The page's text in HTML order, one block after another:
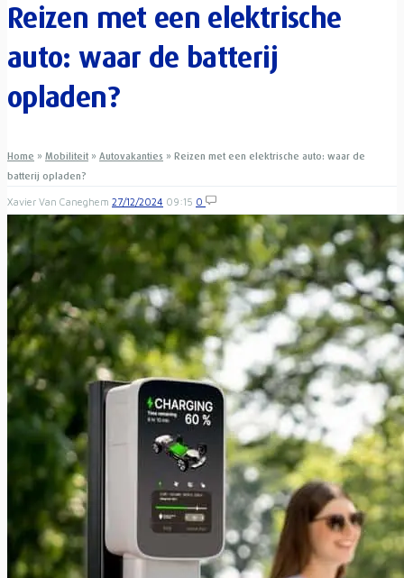
Reizen met een elektrische
auto: waar de batterij
opladen?
Home » Mobiliteit » Autovakanties » Reizen met een elektrische auto: waar de
batterij opladen?
Xavier Van Caneghem 27/12/2024 09:15 0